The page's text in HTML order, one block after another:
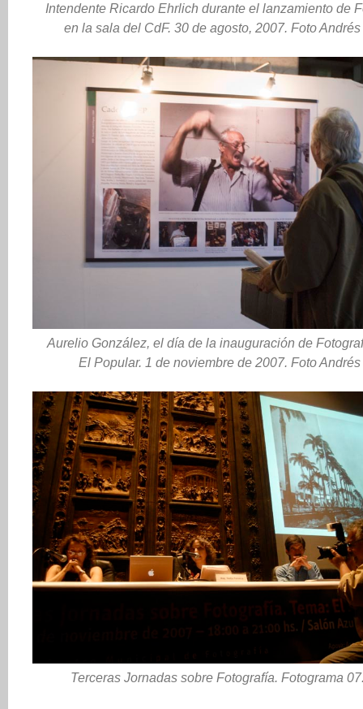
Intendente Ricardo Ehrlich durante el lanzamiento de
en la sala del CdF. 30 de agosto, 2007. Foto
Aurelio González, el día de la inauguración de
El Popular. 1 de noviembre de 2007. Foto
Terceras Jornadas sobre Fotografía. Fotograma